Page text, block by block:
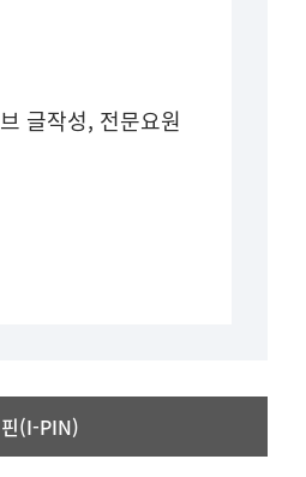
글작성, 전문요원
(I-PIN)